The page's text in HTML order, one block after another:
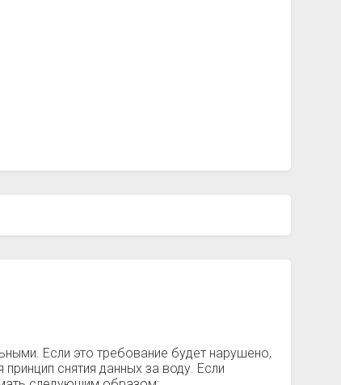
Если это требование будет нарушено,
снятия данных за воду. Если